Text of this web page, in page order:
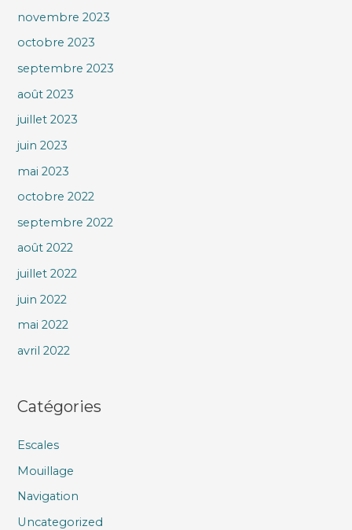
novembre 2023
octobre 2023
septembre 2023
août 2023
juillet 2023
juin 2023
mai 2023
octobre 2022
septembre 2022
août 2022
juillet 2022
juin 2022
mai 2022
avril 2022
Catégories
Escales
Mouillage
Navigation
Uncategorized